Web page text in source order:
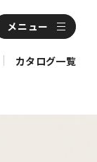
メニュー
カタログ一覧